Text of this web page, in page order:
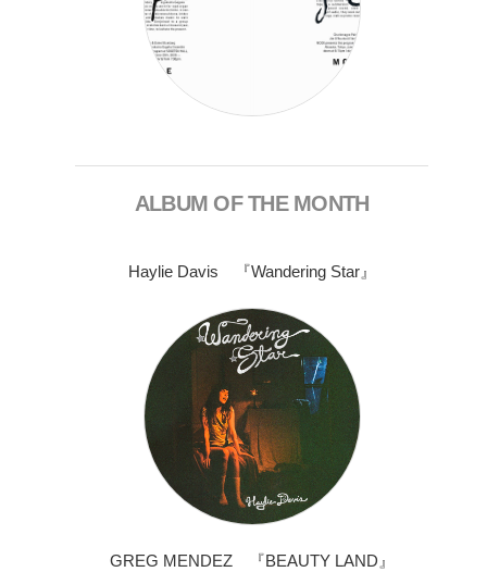
ALBUM OF THE MONTH
Haylie Davis 『Wandering Star』
GREG MENDEZ 『BEAUTY LAND』